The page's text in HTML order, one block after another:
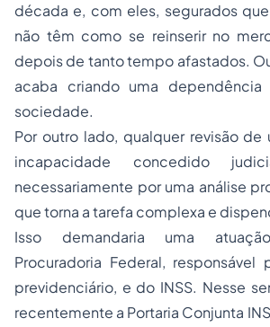
década e, com eles, segurados
não têm como se reinserir no
depois de tanto tempo afastados.
acaba criando uma
sociedade.
Por outro lado, qualquer revisão
incapacidade concedido
necessariamente por uma análise
que torna a tarefa complexa e
Isso demandaria uma
Procuradoria Federal, responsável
previdenciário, e do INSS. Nesse
recentemente a Portaria Conjunta